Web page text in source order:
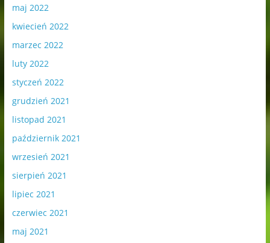
maj 2022
kwiecień 2022
marzec 2022
luty 2022
styczeń 2022
grudzień 2021
listopad 2021
październik 2021
wrzesień 2021
sierpień 2021
lipiec 2021
czerwiec 2021
maj 2021